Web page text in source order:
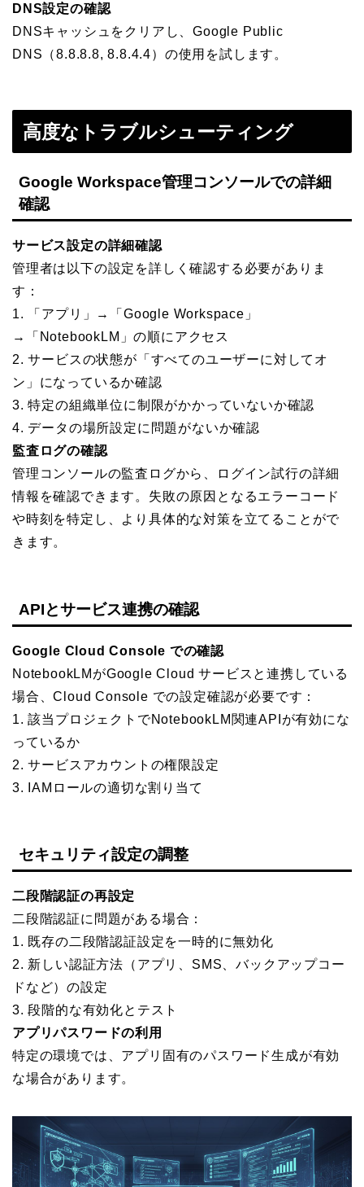
DNS設定の確認
DNSキャッシュをクリアし、Google Public
DNS（8.8.8.8, 8.8.4.4）の使用を試します。
高度なトラブルシューティング
Google Workspace管理コンソールでの詳細
確認
サービス設定の詳細確認
管理者は以下の設定を詳しく確認する必要がありま
す：
1. 「アプリ」→「Google Workspace」
→「NotebookLM」の順にアクセス
2. サービスの状態が「すべてのユーザーに対してオ
ン」になっているか確認
3. 特定の組織単位に制限がかかっていないか確認
4. データの場所設定に問題がないか確認
監査ログの確認
管理コンソールの監査ログから、ログイン試行の詳細
情報を確認できます。失敗の原因となるエラーコード
や時刻を特定し、より具体的な対策を立てることがで
きます。
APIとサービス連携の確認
Google Cloud Console での確認
NotebookLMがGoogle Cloud サービスと連携している
場合、Cloud Console での設定確認が必要です：
1. 該当プロジェクトでNotebookLM関連APIが有効にな
っているか
2. サービスアカウントの権限設定
3. IAMロールの適切な割り当て
セキュリティ設定の調整
二段階認証の再設定
二段階認証に問題がある場合：
1. 既存の二段階認証設定を一時的に無効化
2. 新しい認証方法（アプリ、SMS、バックアップコー
ドなど）の設定
3. 段階的な有効化とテスト
アプリパスワードの利用
特定の環境では、アプリ固有のパスワード生成が有効
な場合があります。